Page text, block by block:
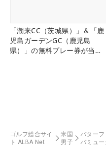
「潮来CC（茨城県）」＆「鹿
児島ガーデンGC（鹿児島
県）」の無料プレー券が当た
ゴルフ総合サイ
ト ALBA Net
米国
男子
バターフ
バミュ